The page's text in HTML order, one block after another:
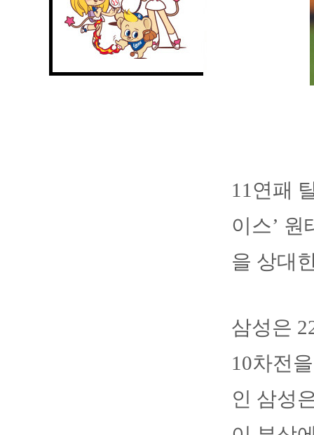
11연패
이스’
을 상대
삼성은
10차전
인 삼성